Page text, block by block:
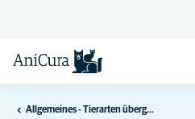
Allgemeines - Tierarten übergreifend